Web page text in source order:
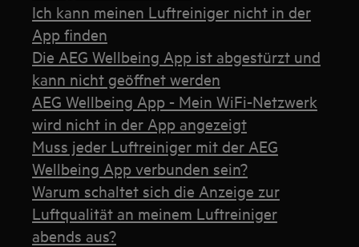
Ich kann meinen Luftreiniger nicht in der
App finden
Die AEG Wellbeing App ist abgestürzt und
kann nicht geöffnet werden
AEG Wellbeing App - Mein WiFi-Netzwerk
wird nicht in der App angezeigt
Muss jeder Luftreiniger mit der AEG
Wellbeing App verbunden sein?
Warum schaltet sich die Anzeige zur
Luftqualität an meinem Luftreiniger
abends aus?